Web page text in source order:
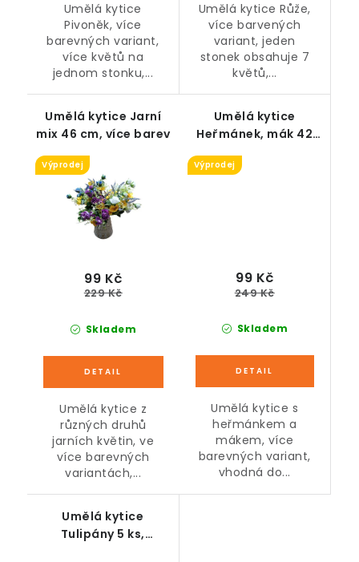
Umělá kytice
Pivoněk, více
barevných variant,
více květů na
jednom stonku,...
Umělá kytice Růže,
více barvených
variant, jeden
stonek obsahuje 7
květů,...
Umělá kytice Jarní
mix 46 cm, více barev
Výprodej
Skladem
99 Kč
229 Kč
Umělá kytice z
různých druhů
jarních květin, ve
více barevných
variantách,...
Umělá kytice
Heřmánek, mák 42
cm, více barev
Výprodej
Skladem
99 Kč
249 Kč
Umělá kytice s
heřmánkem a
mákem, více
barevných variant,
vhodná do...
Umělá kytice
Tulipány 5 ks,